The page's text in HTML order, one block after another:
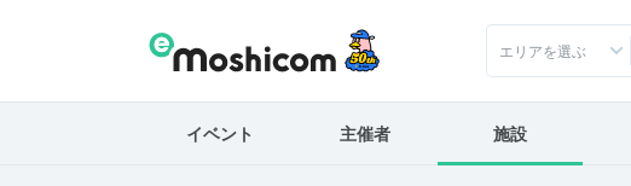
エリアを選ぶ
イベント 主催者 施設